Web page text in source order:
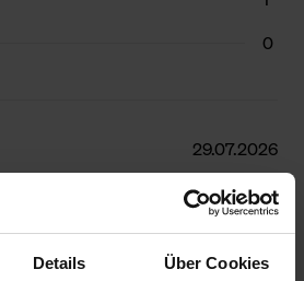
Details Über Cookies
0
29.07.2026
gut waschen, braucht
hat einen tollen